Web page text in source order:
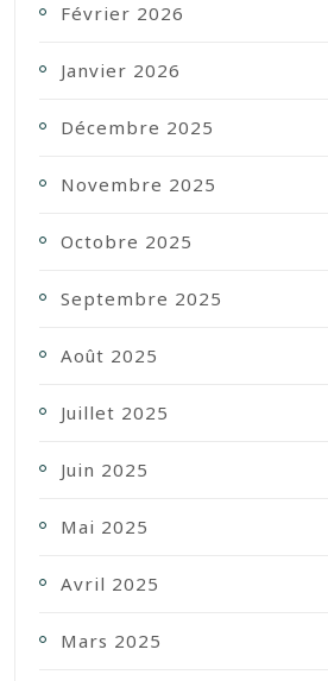
Février 2026
Janvier 2026
Décembre 2025
Novembre 2025
Octobre 2025
Septembre 2025
Août 2025
Juillet 2025
Juin 2025
Mai 2025
Avril 2025
Mars 2025